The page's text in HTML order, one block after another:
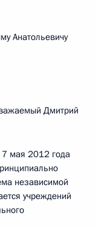
Анатольевичу
Дмитрий
7 мая 2012 года
независимой
учреждений